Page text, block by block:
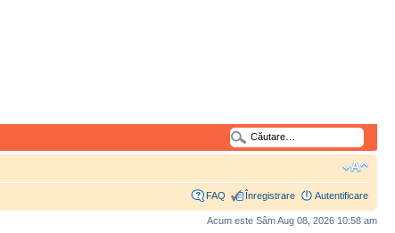
FAQ Înregistrare Autentificare
Acum este Sâm Aug 08, 2026 10:58 am